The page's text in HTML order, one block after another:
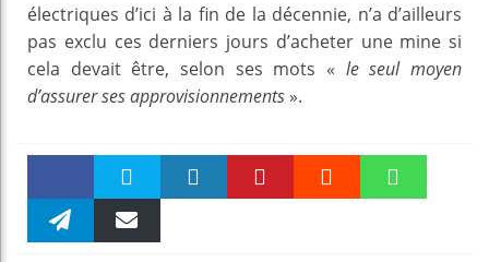
électriques d’ici à la fin de la décennie, n’a d’ailleurs
pas exclu ces derniers jours d’acheter une mine si
cela devait être, selon ses mots « le seul moyen
d’assurer ses approvisionnements ».
Faceboo Twitter